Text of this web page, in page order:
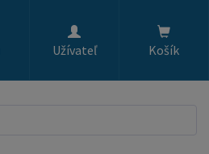
Užívateľ Košík